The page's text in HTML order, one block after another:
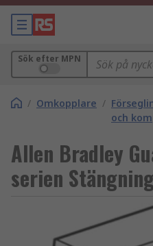
Sök efter MPN
/ Omkopplare /
och
Allen Bradley
serien